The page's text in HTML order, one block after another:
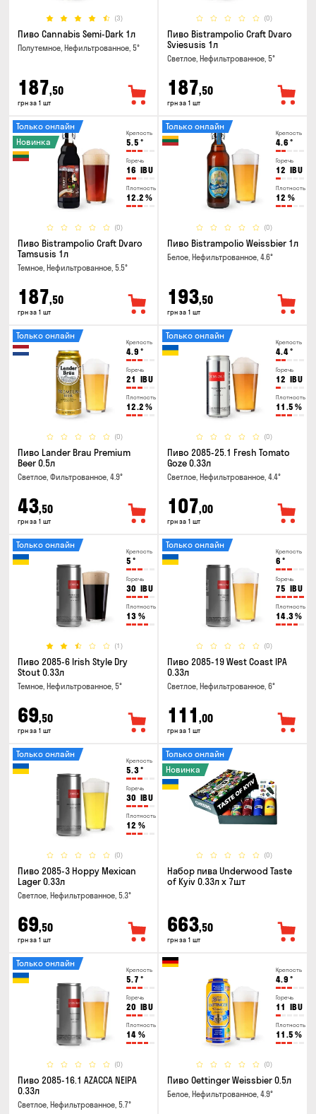
(3)
Пиво Cannabis Semi-Dark 1л
Полутемное, Нефильтрованное, 5°
187,50
грн за 1 шт
(0)
Пиво Bistrampolio Craft Dvaro
Sviesusis 1л
Светлое, Нефильтрованное, 5°
187,50
грн за 1 шт
Крепость
5.5 °
Горечь
16 IBU
Плотность
12.2 %
(0)
Только онлайн
Новинка
Пиво Bistrampolio Craft Dvaro
Tamsusis 1л
Темное, Нефильтрованное, 5.5°
187,50
грн за 1 шт
Крепость
4.6 °
Горечь
12 IBU
Плотность
12 %
(0)
Только онлайн
Пиво Bistrampolio Weissbier 1л
Белое, Нефильтрованное, 4.6°
193,50
грн за 1 шт
Крепость
4.9 °
Горечь
21 IBU
Плотность
12.2 %
(0)
Только онлайн
Пиво Lander Brau Premium
Beer 0.5л
Светлое, Фильтрованное, 4.9°
43,50
грн за 1 шт
Крепость
4.4°
Горечь
12 IBU
Плотность
11.5 %
(0)
Только онлайн
Пиво 2085-25.1 Fresh Tomato
Goze 0.33л
Светлое, Нефильтрованное, 4.4°
107,00
грн за 1 шт
Крепость
5 °
Горечь
30 IBU
Плотность
13 %
(1)
Только онлайн
Пиво 2085-6 Irish Style Dry
Stout 0.33л
Темное, Нефильтрованное, 5°
69,50
грн за 1 шт
Крепость
6 °
Горечь
75 IBU
Плотность
14.3%
(0)
Только онлайн
Пиво 2085-19 West Coast IPA
0.33л
Светлое, Нефильтрованное, 6°
111 ,00
грн за 1 шт
Крепость
5.3°
Горечь
30 IBU
Плотность
12 %
(0)
Только онлайн
Пиво 2085-3 Hoppy Mexican
Lager 0.33л
Светлое, Нефильтрованное, 5.3°
69,50
грн за 1 шт
(0)
Только онлайн
Новинка
Набор пива Underwood Taste
of Kyiv 0.33л x 7шт
663,50
грн за 1 шт
Крепость
5.7 °
Горечь
20 IBU
Плотность
14 %
(0)
Только онлайн
Пиво 2085-16.1 AZACCA NEIPA
0.33л
Светлое, Нефильтрованное, 5.7°
Крепость
4.9 °
Горечь
11 IBU
Плотность
11.5 %
(0)
Пиво Oettinger Weissbier 0.5л
Белое, Нефильтрованное, 4.9°